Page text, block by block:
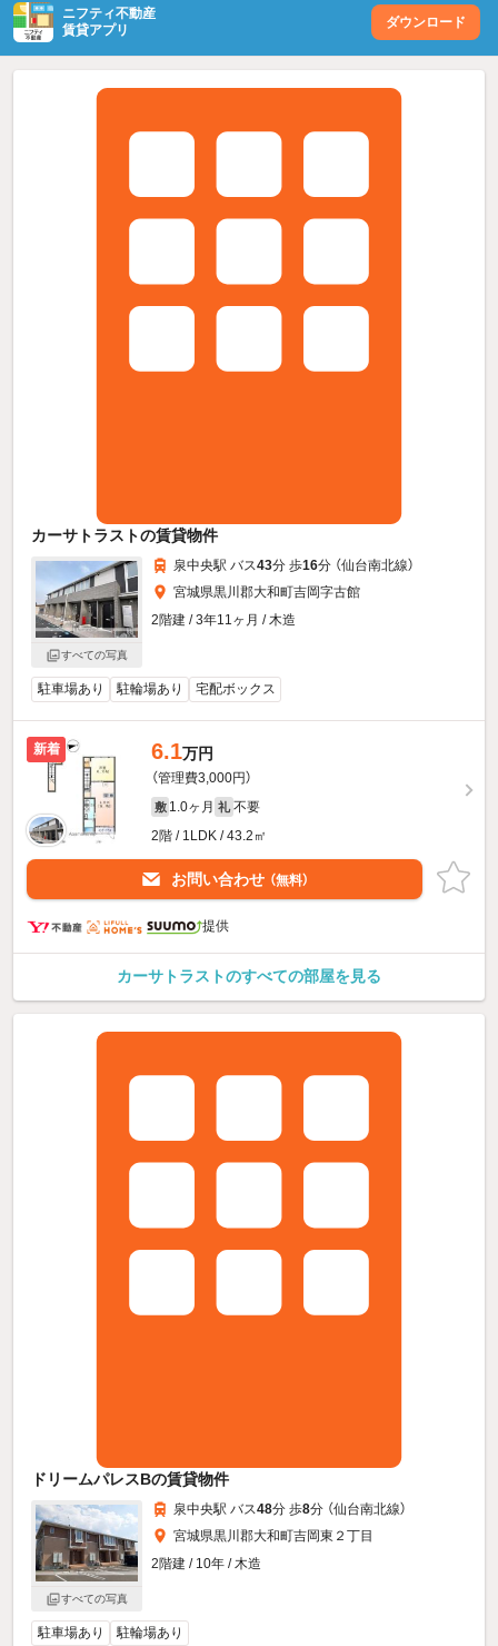
ニフティ不動産
賃貸アプリ
ダウンロード
カーサトラストの賃貸物件
すべての写真
泉中央駅 バス43分 歩16分 （仙台南北線）
宮城県黒川郡大和町吉岡字古館
2階建 / 3年11ヶ月 / 木造
駐車場あり 駐輪場あり 宅配ボックス
新着 6.1万円
（管理費3,000円）
敷 1.0ヶ月 礼 不要
2階 / 1LDK / 43.2㎡
お問い合わせ （無料）
提供
カーサトラストのすべての部屋を見る
ドリームパレスBの賃貸物件
すべての写真
泉中央駅 バス48分 歩8分 （仙台南北線）
宮城県黒川郡大和町吉岡東２丁目
2階建 / 10年 / 木造
駐車場あり 駐輪場あり